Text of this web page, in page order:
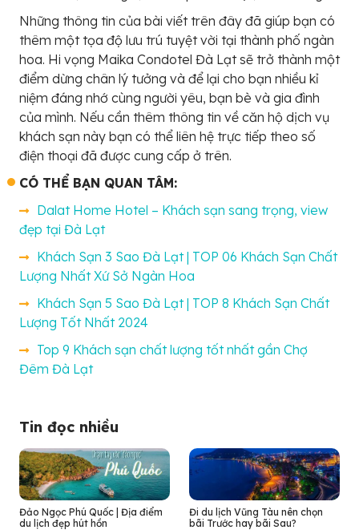
Những thông tin của bài viết trên đây đã giúp bạn có
thêm một tọa độ lưu trú tuyệt vời tại thành phố ngàn
hoa. Hi vọng Maika Condotel Đà Lạt sẽ trở thành một
điểm dừng chân lý tưởng và để lại cho bạn nhiều kỉ
niệm đáng nhớ cùng người yêu, bạn bè và gia đình
của mình. Nếu cần thêm thông tin về căn hộ dịch vụ
khách sạn này bạn có thể liên hệ trực tiếp theo số
điện thoại đã được cung cấp ở trên.
CÓ THỂ BẠN QUAN TÂM:
Dalat Home Hotel – Khách sạn sang trọng, view
đẹp tại Đà Lạt
Khách Sạn 3 Sao Đà Lạt | TOP 06 Khách Sạn Chất
Lượng Nhất Xứ Sở Ngàn Hoa
Khách Sạn 5 Sao Đà Lạt | TOP 8 Khách Sạn Chất
Lượng Tốt Nhất 2024
Top 9 Khách sạn chất lượng tốt nhất gần Chợ
Đêm Đà Lạt
Tin đọc nhiều
Đảo Ngọc Phú Quốc | Địa điểm
du lịch đẹp hút hồn
Đi du lịch Vũng Tàu nên chọn
bãi Trước hay bãi Sau?